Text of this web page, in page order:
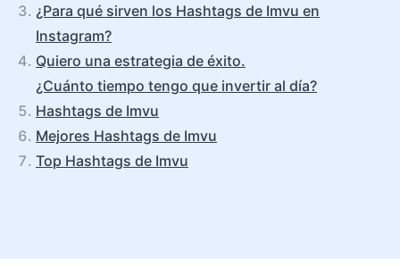
¿Para qué sirven los Hashtags de Imvu en
Instagram?
Quiero una estrategia de éxito.
¿Cuánto tiempo tengo que invertir al día?
Hashtags de Imvu
Mejores Hashtags de Imvu
Top Hashtags de Imvu